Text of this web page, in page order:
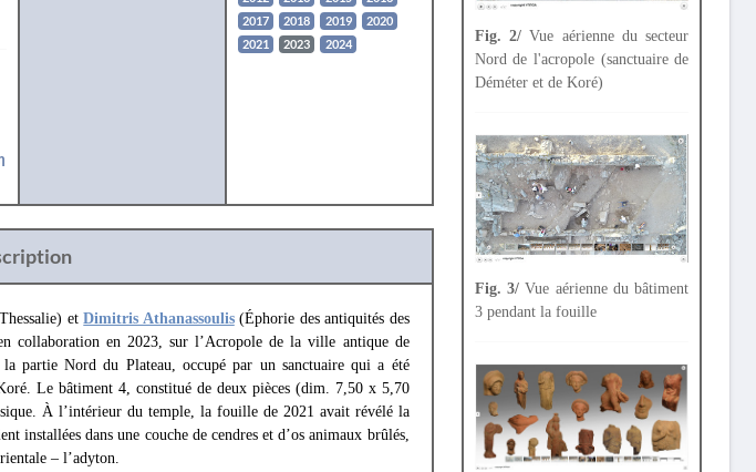
2017
2018 2019
2020
2021
2023 2024
etDimitris Athanassoulis(Éphorie des antiquités des
collaboration en 2023, sur l’Acropole de la ville antique de
partie Nord du Plateau, occupé par un sanctuaire qui a été
Le bâtiment 4, constitué de deux pièces (dim. 7,50 x 5,70
À l’intérieur du temple, la fouille de 2021 avait révélé la
installées dans une couche de cendres et d’os animaux brûlés,
– l’adyton.
Fig. 2/Vue aérienne du secteur
Nord de l'acropole (sanctuaire de
Déméter et de Koré)
Fig. 3/Vue aérienne du bâtiment
3 pendant la fouille